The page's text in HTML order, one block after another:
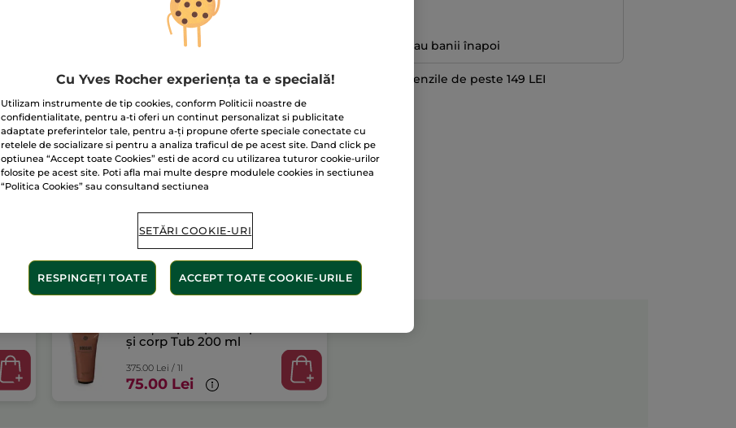
Satisfacție garantată sau banii înapoi
Transport gratuit la comenzile de peste 149 LEI
și corp Tub 200 ml
375.00 Lei / 1l
75.00 Lei
Cu Yves Rocher experiența ta e specială!
Utilizam instrumente de tip cookies, conform Politicii noastre de
confidentialitate, pentru a-ti oferi un continut personalizat si publicitate
adaptate preferintelor tale, pentru a-ți propune oferte speciale conectate cu
retelele de socializare si pentru a analiza traficul de pe acest site. Dand click pe
optiunea “Accept toate Cookies” esti de acord cu utilizarea tuturor cookie-urilor
folosite pe acest site. Poti afla mai multe despre modulele cookies in sectiunea
“Politica Cookies” sau consultand sectiunea
SETĂRI COOKIE-URI
RESPINGEȚI TOATE ACCEPT TOATE COOKIE-URILE